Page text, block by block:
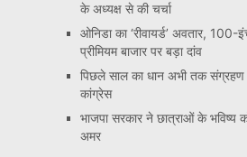
के अध्यक्ष से की चर्चा
ओनिडा का ‘रीवायर्ड’ अवतार,
प्रीमियम बाजार पर बड़ा दांव
पिछले साल का धान अभी तक संग्रहण
कांग्रेस
भाजपा सरकार ने छात्राओं के भविष्य
अमर